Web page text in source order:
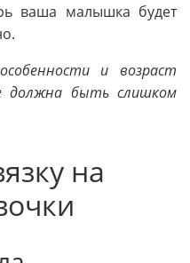
ваша малышка будет
и возраст
должна быть слишком
на